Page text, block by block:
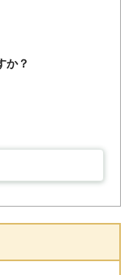
か？